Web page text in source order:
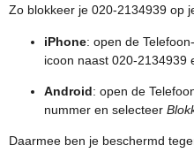
Zo blokkeer je 020-2134939 op
iPhone: open de
icoon naast 020-2134939
Android: open de
nummer en selecteer
Daarmee ben je beschermd